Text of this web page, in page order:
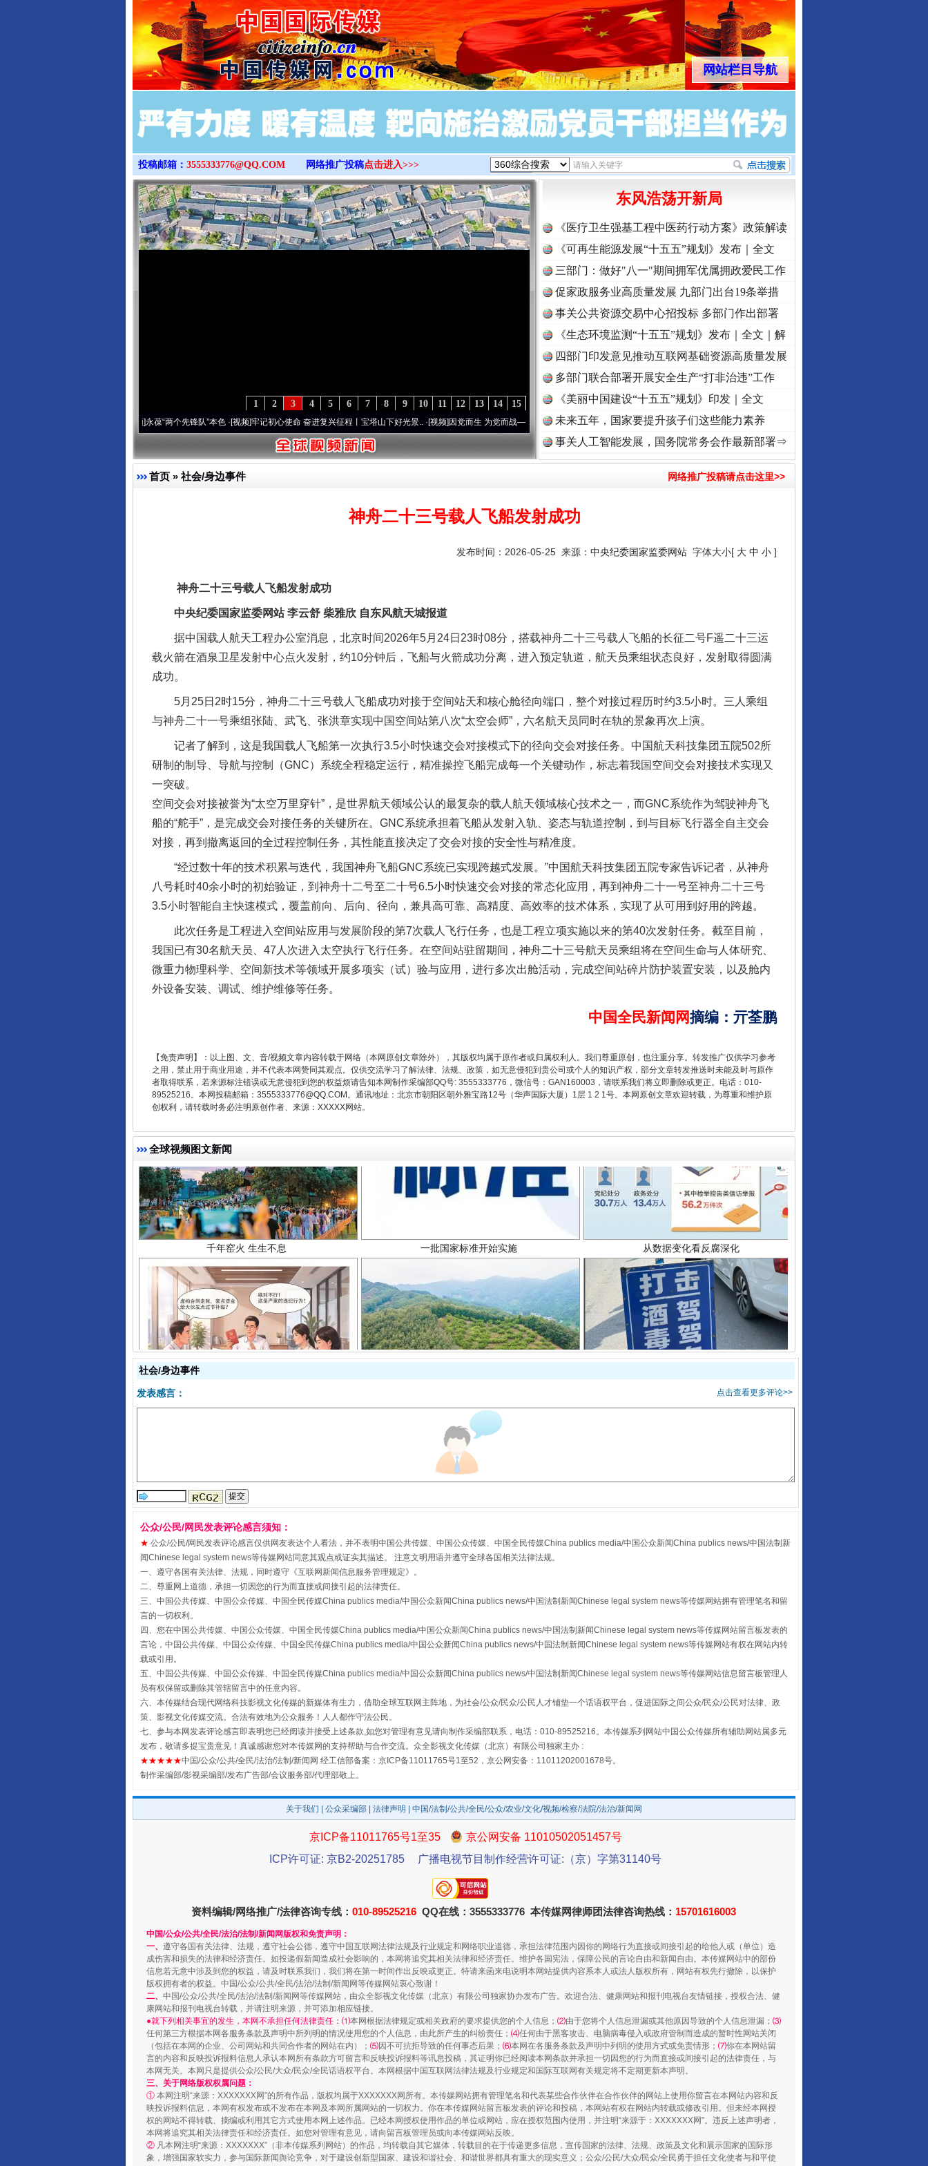
>
网站栏目导航
投稿邮箱： 3555333776@QQ.COM 网络推广投稿点击进入>>>
15
14
13
12
11
10
9
8
7
6
5
4
3
2
1
永葆“两个先锋队”本色·[视频]牢记初心使命 奋进复兴征程丨宝塔山下好光景..·[视频]因党而生 为党而战——百年“纪”事⑧加强纪律..·[视频] 牢记初心使命 奋进复兴征程丨“转折之城”激荡..
东风浩荡开新局
《医疗卫生强基工程中医药行动方案》政策解读
《可再生能源发展“十五五”规划》发布｜全文
三部门：做好"八一"期间拥军优属拥政爱民工作
促家政服务业高质量发展 九部门出台19条举措
事关公共资源交易中心招投标 多部门作出部署
《生态环境监测“十五五”规划》发布｜全文｜解
读
四部门印发意见推动互联网基础资源高质量发展
多部门联合部署开展安全生产“打非治违”工作
《美丽中国建设“十五五”规划》印发｜全文
未来五年，国家要提升孩子们这些能力素养
事关人工智能发展，国务院常务会作最新部署⇒
首页 » 社会/身边事件 网络推广投稿请点击这里>>
神舟二十三号载人飞船发射成功
发布时间：2026-05-25 来源： 中央纪委国家监委网站 字体大小[ 大 中 小 ]
神舟二十三号载人飞船发射成功
中央纪委国家监委网站 李云舒 柴雅欣 自东风航天城报道
据中国载人航天工程办公室消息，北京时间2026年5月24日23时08分，搭载神舟二十三号载人飞船的长征二号F遥二十三运
载火箭在酒泉卫星发射中心点火发射，约10分钟后，飞船与火箭成功分离，进入预定轨道，航天员乘组状态良好，发射取得圆满
成功。
5月25日2时15分，神舟二十三号载人飞船成功对接于空间站天和核心舱径向端口，整个对接过程历时约3.5小时。三人乘组
与神舟二十一号乘组张陆、武飞、张洪章实现中国空间站第八次“太空会师”，六名航天员同时在轨的景象再次上演。
记者了解到，这是我国载人飞船第一次执行3.5小时快速交会对接模式下的径向交会对接任务。中国航天科技集团五院502所
研制的制导、导航与控制（GNC）系统全程稳定运行，精准操控飞船完成每一个关键动作，标志着我国空间交会对接技术实现又
一突破。
空间交会对接被誉为“太空万里穿针”，是世界航天领域公认的最复杂的载人航天领域核心技术之一，而GNC系统作为驾驶神舟飞
船的“舵手”，是完成交会对接任务的关键所在。GNC系统承担着飞船从发射入轨、姿态与轨道控制，到与目标飞行器全自主交会
对接，再到撤离返回的全过程控制任务，其性能直接决定了交会对接的安全性与精准度。
“经过数十年的技术积累与迭代，我国神舟飞船GNC系统已实现跨越式发展。”中国航天科技集团五院专家告诉记者，从神舟
八号耗时40余小时的初始验证，到神舟十二号至二十号6.5小时快速交会对接的常态化应用，再到神舟二十一号至神舟二十三号
3.5小时智能自主快速模式，覆盖前向、后向、径向，兼具高可靠、高精度、高效率的技术体系，实现了从可用到好用的跨越。
此次任务是工程进入空间站应用与发展阶段的第7次载人飞行任务，也是工程立项实施以来的第40次发射任务。截至目前，
我国已有30名航天员、47人次进入太空执行飞行任务。在空间站驻留期间，神舟二十三号航天员乘组将在空间生命与人体研究、
微重力物理科学、空间新技术等领域开展多项实（试）验与应用，进行多次出舱活动，完成空间站碎片防护装置安装，以及舱内
外设备安装、调试、维护维修等任务。
中国全民新闻网摘编 ： 亓荃鹏
【免责声明】：以上图、文、音/视频文章内容转载于网络（本网原创文章除外），其版权均属于原作者或归属权利人。我们尊重原创，也注重分享。转发推广仅供学习参考
之用，禁止用于商业用途，并不代表本网赞同其观点。仅供交流学习了解法律、法规、政策，如无意侵犯到贵公司或个人的知识产权，部分文章转发推送时未能及时与原作
者取得联系，若来源标注错误或无意侵犯到您的权益烦请告知本网制作采编部QQ号: 3555333776，微信号：GAN160003，请联系我们将立即删除或更正。电话：010-
89525216。本网投稿邮箱：3555333776@QQ.COM。通讯地址：北京市朝阳区朝外雅宝路12号（华声国际大厦）1层 1 2 1号。本网原创文章欢迎转载，为尊重和维护原
创权利，请转载时务必注明原创作者、来源：XXXXX网站。
全球视频图文新闻
东山县通报“牛蛙产品抗生素超标问题”
千年窑火 生生不息 一批国家标准开始实施 从数据变化看反腐深化
揭开“小金库”的免责幌子 以产业富民促振兴 酒驾未被当场查获能处罚吗
受贿1.44亿！段成刚被判无期 从幼儿园到大学，有这些资助 “后车司机肯定在骂我”
全民健身五年计划来了！等你上场 事关残疾人未来5年 让传统村落焕发生机
阿坝州三大球赛在茂县开幕 规模最大的光氢储一体化项目 走走走！国家喊你健身啦
国家大学科技园优化重塑工作 镜头丨大暑三秋近 山西：不断增强治理腐败综合效能
社会/身边事件
点击查看更多评论>>
发表感言：
公众/公民/网民发表评论感言须知：
★ 公众/公民/网民发表评论感言仅供网友表达个人看法，并不表明中国公共传媒、中国公众传媒、中国全民传媒China publics media/中国公众新闻China publics news/中国法制新
闻Chinese legal system news等传媒网站同意其观点或证实其描述。 注意文明用语并遵守全球各国相关法律法规。
一、遵守各国有关法律、法规，同时遵守《互联网新闻信息服务管理规定》。
二、尊重网上道德，承担一切因您的行为而直接或间接引起的法律责任。
三、中国公共传媒、中国公众传媒、中国全民传媒China publics media/中国公众新闻China publics news/中国法制新闻Chinese legal system news等传媒网站拥有管理笔名和留
言的一切权利。
四、您在中国公共传媒、中国公众传媒、中国全民传媒China publics media/中国公众新闻China publics news/中国法制新闻Chinese legal system news等传媒网站留言板发表的
言论，中国公共传媒、中国公众传媒、中国全民传媒China publics media/中国公众新闻China publics news/中国法制新闻Chinese legal system news等传媒网站有权在网站内转
载或引用。
五、中国公共传媒、中国公众传媒、中国全民传媒China publics media/中国公众新闻China publics news/中国法制新闻Chinese legal system news等传媒网站信息留言板管理人
员有权保留或删除其管辖留言中的任意内容。
六、本传媒结合现代网络科技影视文化传媒的新媒体有生力，借助全球互联网主阵地，为社会/公众/民众/公民人才铺垫一个话语权平台，促进国际之间公众/民众/公民对法律、政
策、影视文化传媒交流。合法有效地为公众服务！人人都作守法公民。
七、参与本网发表评论感言即表明您已经阅读并接受上述条款,如您对管理有意见请向制作采编部联系，电话：010-89525216。本传媒系列网站中国公众传媒所有辅助网站属多元
发布，敬请多提宝贵意见！真诚感谢您对本传媒网的支持帮助与合作交流。众全影视文化传媒（北京）有限公司独家主办 :
★★★★★中国/公众/公共/全民/法治/法制/新闻网 经工信部备案：京ICP备11011765号1至52，京公网安备：11011202001678号。
制作采编部/影视采编部/发布广告部/会议服务部/代理部敬上。
关于我们 公众采编部 法律声明 | 中国/法制/公共/全民/公众/农业/文化/视频/检察/法院/法治/新闻网
京ICP备11011765号1至35
京公网安备 11010502051457号
ICP许可证: 京B2-20251785
广播电视节目制作经营许可证:（京）字第31140号
资料编辑/网络推广/法律咨询专线： 010-89525216 QQ在线：3555333776 本传媒网律师团法律咨询热线： 15701616003
中国/公众/公共/全民/法治/法制/新闻网版权和免责声明：
一、 遵守各国有关法律、法规，遵守社会公德，遵守中国互联网法律法规及行业规定和网络职业道德，承担法律范围内因你的网络行为直接或间接引起的给他人或（单位）造
成伤害和损失的法律和经济责任。如投递假新闻造成社会影响的，本网将追究其相关法律和经济责任。维护各国宪法，保障公民的言论自由和新闻自由。本传媒网站中的部份
信息若无意中涉及到您的权益，请及时联系我们，我们将在第一时间作出反映或更正。特请来函来电说明本网站提供内容系本人或法人版权所有，网站有权先行撤除，以保护
版权拥有者的权益。中国/公众/公共/全民/法治/法制/新闻网等传媒网站衷心致谢！
二、 中国/公众/公共/全民/法治/法制/新闻网等传媒网站，由众全影视文化传媒（北京）有限公司独家协办发布广告。欢迎合法、健康网站和报刊电视台友情链接，授权合法、健
康网站和报刊电视台转载，并请注明来源，并可添加相应链接。
●就下列相关事宜的发生，本网不承担任何法律责任：⑴本网根据法律规定或相关政府的要求提供您的个人信息； ⑵由于您将个人信息泄漏或其他原因导致的个人信息泄漏； ⑶
任何第三方根据本网各服务条款及声明中所列明的情况使用您的个人信息，由此所产生的纠纷责任； ⑷任何由于黑客攻击、电脑病毒侵入或政府管制而造成的暂时性网站关闭
（包括在本网的企业、公司网站和共同合作者的网站在内）； ⑸因不可抗拒导致的任何事态后果； ⑹本网在各服务条款及声明中列明的使用方式或免责情形； ⑺你在本网站留
言的内容和反映投诉报料信息人承认本网所有条款方可留言和反映投诉报料等讯息投稿，其证明你已经阅读本网条款并承担一切因您的行为而直接或间接引起的法律责任，与
本网无关。本网只是提供公众/公民/大众/民众/全民话语权平台。本网根据中国互联网法律法规及行业规定和国际互联网有关规定将不定期更新本声明。
三、关于网络版权权属问题：
① 本网注明“来源：XXXXXXX网”的所有作品，版权均属于XXXXXXX网所有。本传媒网站拥有管理笔名和代表某些合作伙伴在合作伙伴的网站上使用你留言在本网站内容和反
映投诉报料信息，本网有权发布或不发布在本网及本网所属网站的一切权力。你在本传媒网站留言板发表的评论和投稿，本网站有权在网站内转载或修改引用。但未经本网授
权的网站不得转载、摘编或利用其它方式使用本网上述作品。已经本网授权使用作品的单位或网站，应在授权范围内使用，并注明“来源于：XXXXXXX网”。违反上述声明者，
本网将追究其相关法律责任和经济责任。如您对管理有意见，请向留言板管理员或向本传媒网站反映。
② 凡本网注明“来源：XXXXXXX”（非本传媒系列网站）的作品，均转载自其它媒体，转载目的在于传递更多信息，宣传国家的法律、法规、政策及文化和展示国家的国际形
象，增强国家软实力，参与国际新闻舆论竞争，对于建设创新型国家、建设和谐社会、和谐世界都具有重大的现实意义；公众/公民/大众/民众/全民勇于担任文化使者与和平使